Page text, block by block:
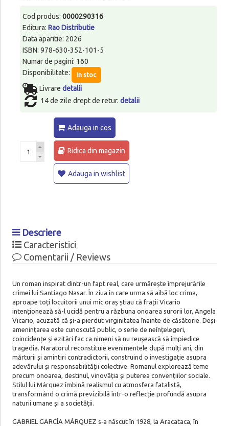
Cod produs: 0000290316
Editura: Rao Distributie
Data aparitie: 2026
ISBN: 978-630-352-101-5
Numar de pagini: 160
Disponibilitate:
In stoc
Livrare detalii
14 de zile drept de retur. detalii
Adauga in cos
Ridica din magazin
Adauga in wishlist
Descriere
Caracteristici
Comentarii / Reviews
Un roman inspirat dintr-un fapt real, care urmărește împrejurările
crimei lui Santiago Nasar. În ziua în care urma să aibă loc crima,
aproape toți locuitorii unui mic oraș știau că frații Vicario
intenționează să-l ucidă pentru a răzbuna onoarea surorii lor, Angela
Vicario, acuzată că și-a pierdut virginitatea înainte de căsătorie. Deși
amenințarea este cunoscută public, o serie de neînțelegeri,
coincidențe și ezitări fac ca nimeni să nu reușească să împiedice
tragedia. Naratorul reconstituie evenimentele după mulți ani, din
mărturii și amintiri contradictorii, construind o investigație asupra
adevărului și responsabilității colective. Romanul explorează teme
precum onoarea, destinul, vinovăția și puterea convențiilor sociale.
Stilul lui Márquez îmbină realismul cu atmosfera fatalistă,
transformând o crimă previzibilă într-o reflecție profundă asupra
naturii umane și a societății.
GABRIEL GARCÍA MÁRQUEZ s‑a născut în 1928, la Aracataca, în